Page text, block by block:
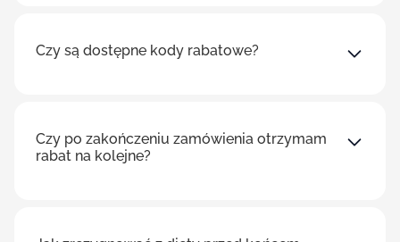
Czy są dostępne kody rabatowe?
Czy po zakończeniu zamówienia otrzymam
rabat na kolejne?